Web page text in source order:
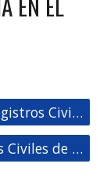
Solicite tu cita presencial en los Registros Civiles de Sevilla
Solicite cita presencial en Registros Civiles de España